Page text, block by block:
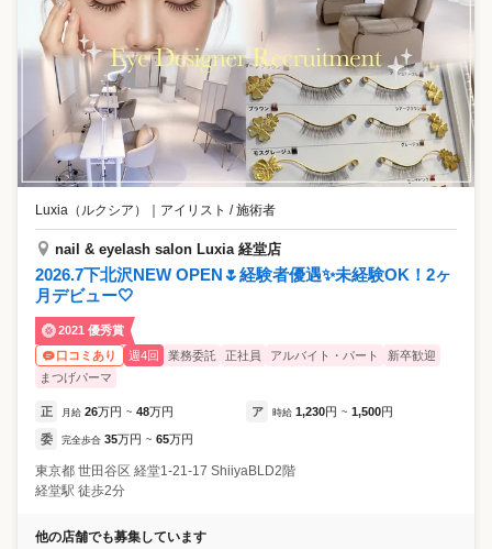
Luxia（ルクシア） アイリスト / 施術者
nail & eyelash salon Luxia 経堂店
2026.7下北沢NEW OPEN🌷経験者優遇✨未経験OK！2ヶ
月デビュー🤍
2021 優秀賞
口コミあり
週4回 業務委託 正社員 アルバイト・パート
新卒歓迎
まつげパーマ
正 月給 26万円 ~ 48万円 ア 時給 1,230円 ~ 1,500円
委 完全歩合 35万円 ~ 65万円
東京都 世田谷区 経堂1-21-17 ShiiyaBLD2階
経堂駅 徒歩2分
他の店舗でも募集しています